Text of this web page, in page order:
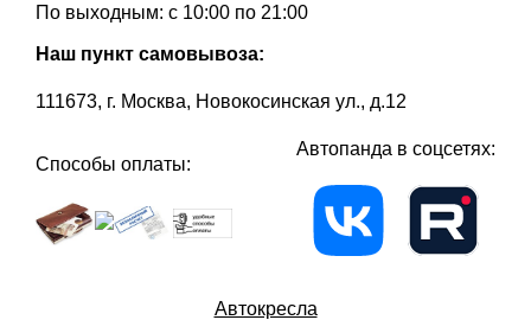
По выходным: с 10:00 по 21:00
Наш пункт самовывоза:
111673, г. Москва, Новокосинская ул., д.12
Способы оплаты:
Автопанда в соцсетях:
Автокресла